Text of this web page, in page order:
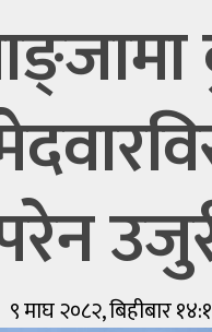
९ माघ २०८२, बिहीबार